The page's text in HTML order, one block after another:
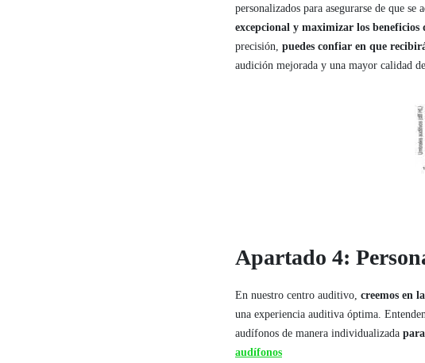
personalizados para asegurarse de que se
excepcional y maximizar los beneficios
precisión, puedes confiar en que
audición mejorada y una mayor calidad
Apartado 4:
En nuestro centro auditivo, creemos en
una experiencia auditiva óptima.
audífonos de manera individualizada
audífonos